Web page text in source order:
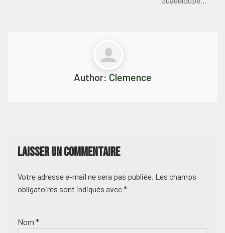
Author: Clemence
Laisser un commentaire
Votre adresse e-mail ne sera pas publiée. Les champs
obligatoires sont indiqués avec*
Nom *